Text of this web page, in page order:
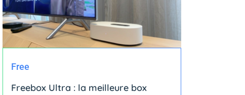
Free
Freebox Ultra : la meilleure box